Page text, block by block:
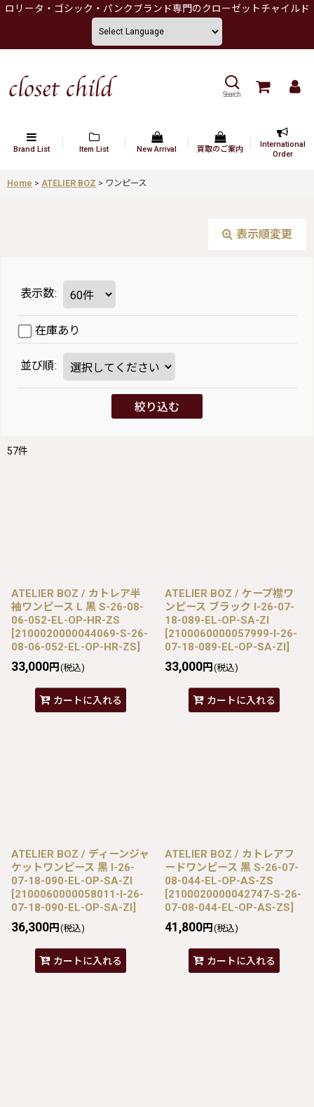
ロリータ・ゴシック・パンクブランド専門のクローゼットチャイルド
Search
Brand List Item List New Arrival 買取のご案内
International
Order
Home > ATELIER BOZ > ワンピース
表示順変更
表示数:
在庫あり
並び順:
絞り込む
57件
ATELIER BOZ / カトレア半
袖ワンピース L 黒 S-26-08-
06-052-EL-OP-HR-ZS
[2100020000044069-S-26-
08-06-052-EL-OP-HR-ZS]
33,000円 (税込)
カートに入れる
ATELIER BOZ / ケープ襟ワ
ンピース ブラック I-26-07-
18-089-EL-OP-SA-ZI
[2100060000057999-I-26-
07-18-089-EL-OP-SA-ZI]
33,000円 (税込)
カートに入れる
ATELIER BOZ / ディーンジャ
ケットワンピース 黒 I-26-
07-18-090-EL-OP-SA-ZI
[2100060000058011-I-26-
07-18-090-EL-OP-SA-ZI]
36,300円 (税込)
カートに入れる
ATELIER BOZ / カトレアフ
ードワンピース 黒 S-26-07-
08-044-EL-OP-AS-ZS
[2100020000042747-S-26-
07-08-044-EL-OP-AS-ZS]
41,800円 (税込)
カートに入れる